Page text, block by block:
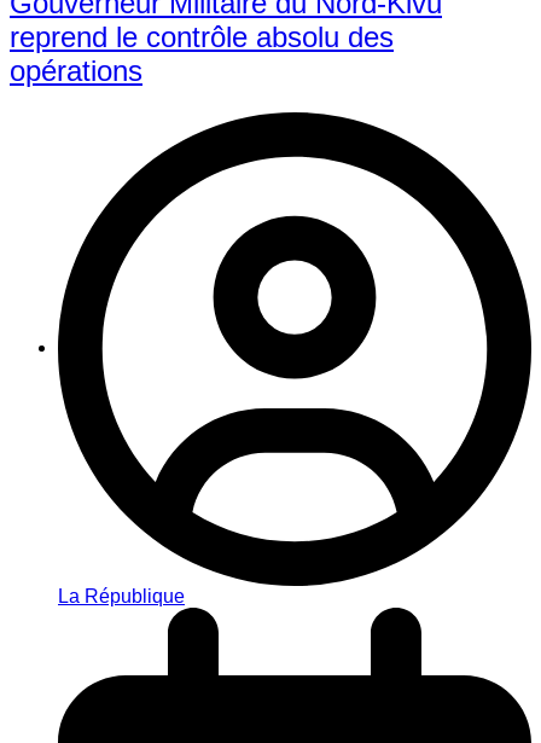
reprend le contrôle absolu des
opérations
La République